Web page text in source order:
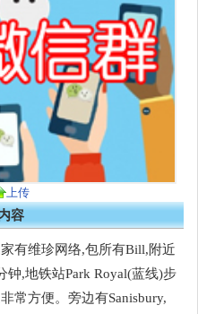
上传
容
有维珍网络,包所有Bill,附近
钟,地铁站Park Royal(蓝线)步
常方便。旁边有Sanisbury,